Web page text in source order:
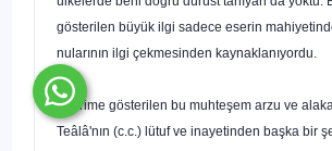
gösterilen büyük ilgi sadece eserin
nularının ilgi çekmesinden kaynaklanıyordu.
Eserime gösterilen bu muhteşem arzu ve
Teâlâ'nın (c.c.) lütuf ve inayetinden başka bir